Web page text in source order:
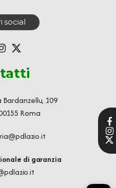
social
109
Roma
di garanzia